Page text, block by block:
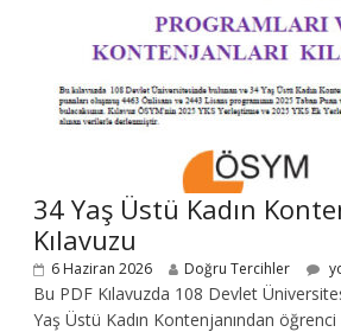
34 Yaş Üstü Kadın
Kılavuzu
6 Haziran 2026 Doğru Tercihler
Bu PDF Kılavuzda 108 Devlet
Yaş Üstü Kadın Kontenjanından öğrenci